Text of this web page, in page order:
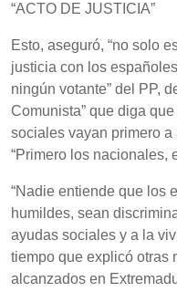
“ACTO DE JUSTICIA”
Esto, aseguró, “no solo
justicia con los
ningún votante” del PP,
Comunista” que diga
sociales vayan primero
“Primero los nacionales,
“Nadie entiende que los
humildes, sean
ayudas sociales y a la
tiempo que explicó otras
alcanzados en